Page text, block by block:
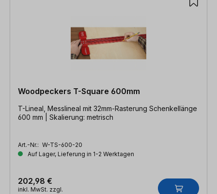
Woodpeckers T-Square 600mm
T-Lineal, Messlineal mit 32mm-Rasterung Schenkellänge
600 mm | Skalierung: metrisch
Art.-Nr.: W-TS-600-20
Auf Lager, Lieferung in 1-2 Werktagen
202,98 €
inkl. MwSt. zzgl.